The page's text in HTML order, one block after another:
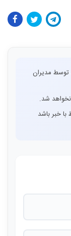
توسط مدیران
نخواهد شد.
با خبر باشد